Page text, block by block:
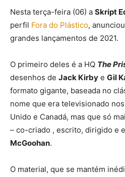
Nesta terça-feira (06) a Skript
perfil Fora do Plástico,
grandes lançamentos de 2021.
O primeiro deles é a HQ The
desenhos de Jack Kirby e Gil
formato gigante, baseada no
nome que era televisionado
Unido e Canadá, mas que só
– co-criado , escrito, dirigido e
McGoohan.
O material, que se mantém